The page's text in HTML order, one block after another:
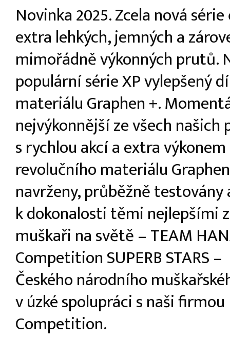
Novinka 2025. Zcela nová
extra lehkých, jemných a
mimořádně výkonných prutů.
populární série XP vylepšený
materiálu Graphen +.
nejvýkonnější ze všech
s rychlou akcí a extra
revolučního materiálu
navrženy, průběžně testovány
k dokonalosti těmi nejlepšími
muškaři na světě – TEAM
Competition SUPERB STARS
Českého národního
v úzké spolupráci s naši
Competition.